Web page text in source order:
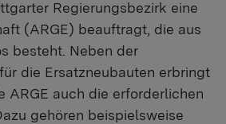
Regierungsbezirk eine
(ARGE) beauftragt, die aus
besteht. Neben der
die Ersatzneubauten erbringt
ARGE auch die erforderlichen
gehören beispielsweise